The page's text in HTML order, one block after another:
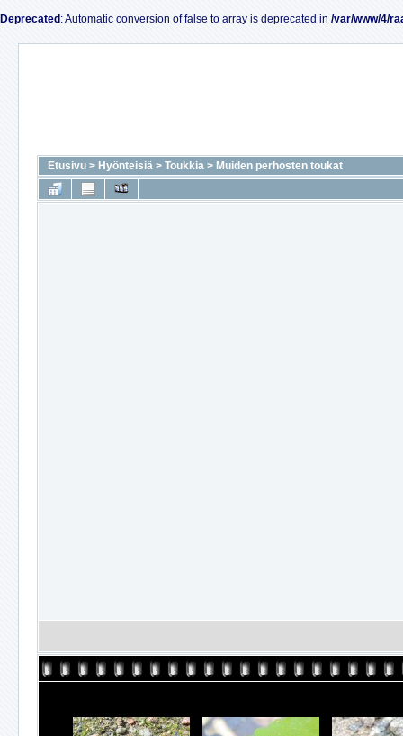
Deprecated : Automatic conversion of false to array is deprecated in /var/www/4/
Etusivu > Hyönteisiä > Toukkia > Muiden perhosten toukat